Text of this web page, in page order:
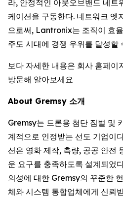
라, 안정적인 아웃오브밴드 네트
케이션을 구동한다. 네트워크 엣
으로써, Lantronix는 조직이 효
주도 시대에 경쟁 우위를 달성할
보다 자세한 내용은 회사 홈페이
방문해 알아보세요
About Gremsy 소개
Gremsy는 드론용 첨단 짐벌 및
계적으로 인정받는 선도 기업이
션은 영화 제작, 측량, 공공 안전
운 요구를 충족하도록 설계되었
의성에 대한 Gremsy의 꾸준한
체와 시스템 통합업체에게 신뢰